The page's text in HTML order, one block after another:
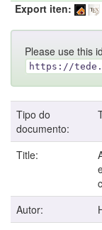
Export iten:
Please use this
https://
Tipo do
documento:
Title:
Autor: